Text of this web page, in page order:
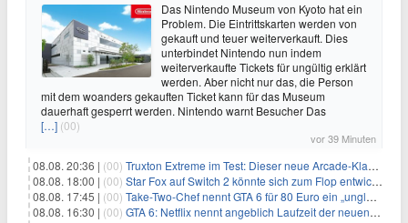
Das Nintendo Museum von Kyoto hat ein
Problem. Die Eintrittskarten werden von
gekauft und teuer weiterverkauft. Dies
unterbindet Nintendo nun indem
weiterverkaufte Tickets für ungültig erklärt
werden. Aber nicht nur das, die Person
mit dem woanders gekauften Ticket kann für das Museum
dauerhaft gesperrt werden. Nintendo warnt Besucher Das
[…] (00)
vor 39 Minuten
08.08. 20:36 | (00) Truxton Extreme im Test: Dieser neue Arcade-Klassiker verzeiht dir gar nichts
08.08. 18:00 | (00) Star Fox auf Switch 2 könnte sich zum Flop entwickeln
08.08. 17:45 | (00) Take-Two-Chef nennt GTA 6 für 80 Euro ein „unglaubliches Schnäppchen“
08.08. 16:30 | (00) GTA 6: Netflix nennt angeblich Laufzeit der neuen Gameplay-Präsentation